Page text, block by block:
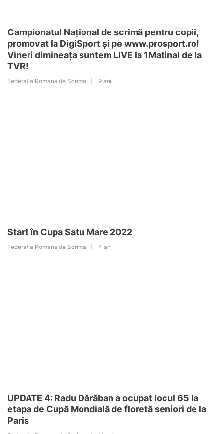
Campionatul Național de scrimă pentru copii,
promovat la DigiSport și pe www.prosport.ro!
Vineri dimineața suntem LIVE la 1Matinal de la
TVR!
Federatia Romana de Scrima 9 ani
Start în Cupa Satu Mare 2022
Federatia Romana de Scrima 4 ani
UPDATE 4: Radu Dărăban a ocupat locul 65 la
etapa de Cupă Mondială de floretă seniori de la
Paris